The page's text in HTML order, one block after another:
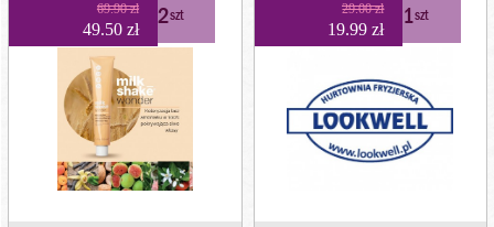
69.90 zł
49.50 zł 2szt 29.00 zł
19.99 zł 1szt